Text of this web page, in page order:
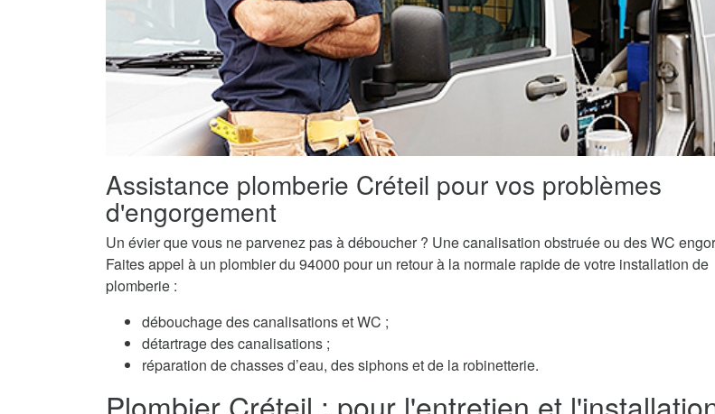
Assistance plomberie Créteil pour vos problèmes
d'engorgement
Un évier que vous ne parvenez pas à déboucher ? Une canalisation obstruée ou des WC
Faites appel à un plombier du 94000 pour un retour à la normale rapide de votre installation de
plomberie :
débouchage des canalisations et WC ;
détartrage des canalisations ;
réparation de chasses d’eau, des siphons et de la robinetterie.